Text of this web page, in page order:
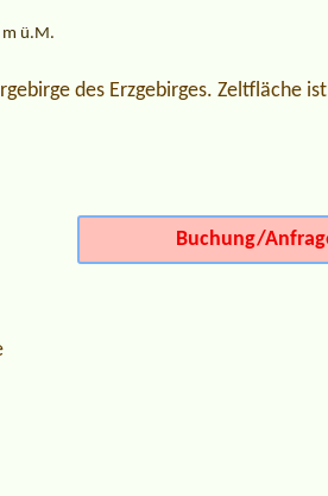
m ü.M.
des Erzgebirges. Zeltfläche
Buchung/